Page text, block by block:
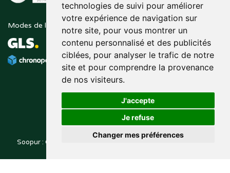
technologies de suivi pour améliorer
votre expérience de navigation sur
notre site, pour vous montrer un
contenu personnalisé et des publicités
ciblées, pour analyser le trafic de notre
site et pour comprendre la provenance
de nos visiteurs.
J'accepte
Je refuse
Changer mes préférences
Modes de livraison Suivez-nous sur
Soopur : Cosmétiques, soin de la peau, maquillage, toutes vos